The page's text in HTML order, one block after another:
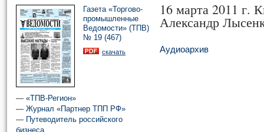
Газета «Торгово-
промышленные
Ведомости» (ТПВ)
№ 19 (467)
скачать
— «ТПВ-Регион»
— Журнал «Партнер ТПП РФ»
— Путеводитель российского
бизнеса
16 марта 2011 г.
Александр
Аудиоархив